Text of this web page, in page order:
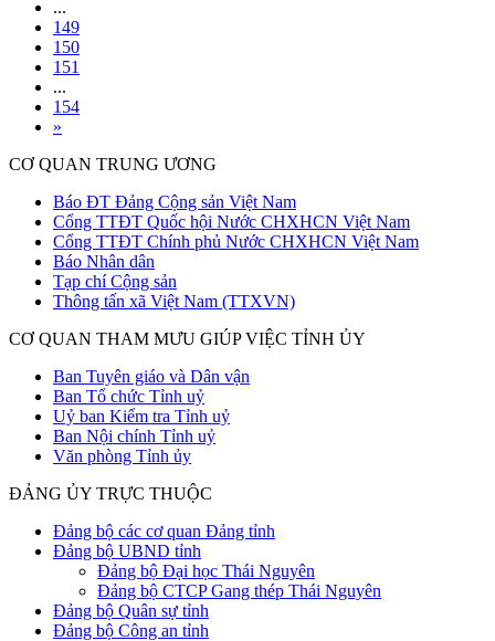
...
149
150
151
...
154
»
CƠ QUAN TRUNG ƯƠNG
Báo ĐT Đảng Cộng sản Việt Nam
Cổng TTĐT Quốc hội Nước CHXHCN Việt Nam
Cổng TTĐT Chính phủ Nước CHXHCN Việt Nam
Báo Nhân dân
Tạp chí Cộng sản
Thông tấn xã Việt Nam (TTXVN)
CƠ QUAN THAM MƯU GIÚP VIỆC TỈNH ỦY
Ban Tuyên giáo và Dân vận
Ban Tổ chức Tỉnh uỷ
Uỷ ban Kiểm tra Tỉnh uỷ
Ban Nội chính Tỉnh uỷ
Văn phòng Tỉnh ủy
ĐẢNG ỦY TRỰC THUỘC
Đảng bộ các cơ quan Đảng tỉnh
Đảng bộ UBND tỉnh
Đảng bộ Đại học Thái Nguyên
Đảng bộ CTCP Gang thép Thái Nguyên
Đảng bộ Quân sự tỉnh
Đảng bộ Công an tỉnh